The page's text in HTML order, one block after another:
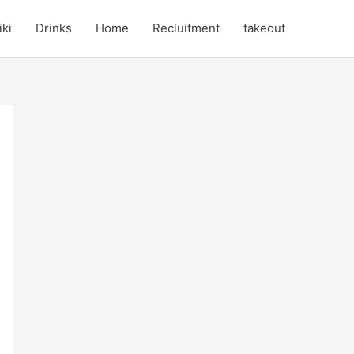
Drinks Home Recluitment takeout